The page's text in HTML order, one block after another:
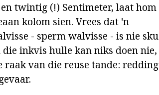
twintig (!) Sentimeter, laat hom
kolom sien. Vrees dat 'n
- sperm walvisse - is nie sku
inkvis hulle kan niks doen nie,
raak van die reuse tande: redding